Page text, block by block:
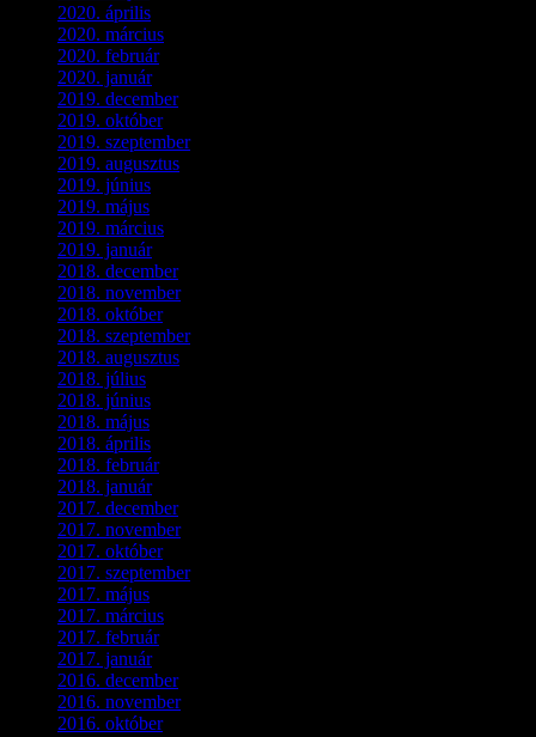
2020. április
2020. március
2020. február(6)
2020. január(1)
2019. december(4)
2019. október(3)
2019. szeptember(2)
2019. augusztus
2019. június
2019. május
2019. március
2019. január(1)
2018. december(3)
2018. november(1)
2018. október(1)
2018. szeptember(1)
2018. augusztus
2018. július
2018. június
2018. május
2018. április
2018. február(2)
2018. január(2)
2017. december(4)
2017. november(3)
2017. október(4)
2017. szeptember(1)
2017. május
2017. március
2017. február(1)
2017. január(2)
2016. december(1)
2016. november(1)
2016. október(6)